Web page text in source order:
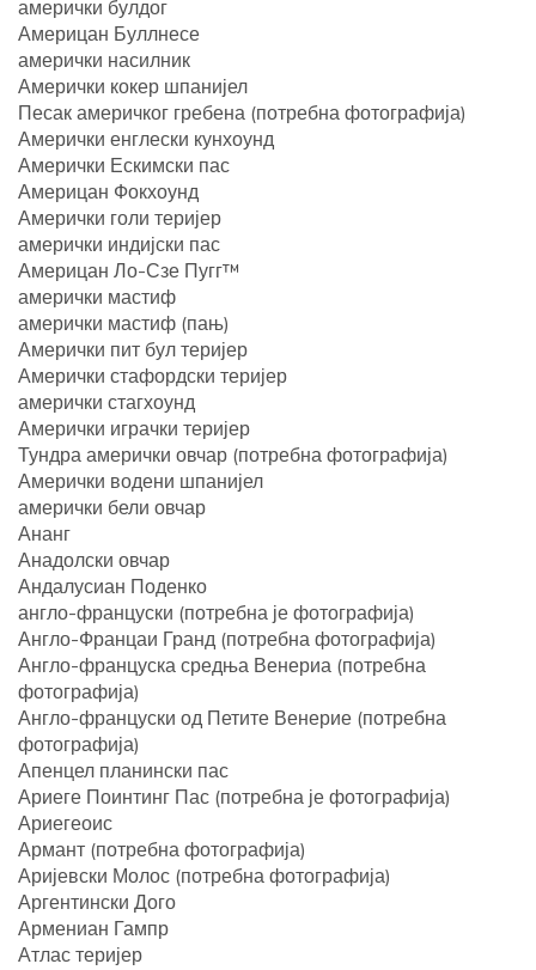
амерички булдог
Америцан Буллнесе
амерички насилник
Амерички кокер шпанијел
Песак америчког гребена (потребна фотографија)
Амерички енглески кунхоунд
Амерички Ескимски пас
Америцан Фокхоунд
Амерички голи теријер
амерички индијски пас
Америцан Ло-Сзе Пугг™
амерички мастиф
амерички мастиф (пањ)
Амерички пит бул теријер
Амерички стафордски теријер
амерички стагхоунд
Амерички играчки теријер
Тундра амерички овчар (потребна фотографија)
Амерички водени шпанијел
амерички бели овчар
Ананг
Анадолски овчар
Андалусиан Поденко
англо-француски (потребна је фотографија)
Англо-Францаи Гранд (потребна фотографија)
Англо-француска средња Венериа (потребна
фотографија)
Англо-француски од Петите Венерие (потребна
фотографија)
Апенцел планински пас
Ариеге Поинтинг Пас (потребна је фотографија)
Ариегеоис
Армант (потребна фотографија)
Аријевски Молос (потребна фотографија)
Аргентински Дого
Армениан Гампр
Атлас теријер